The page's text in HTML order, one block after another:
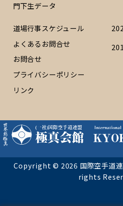
門下生データ
道場行事スケジュール
よくあるお問合せ
お問合せ
プライバシーポリシー
リンク
Copyright © 2026 国際空手道連
rights